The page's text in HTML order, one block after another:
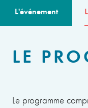
L'événement
LE
Le programme